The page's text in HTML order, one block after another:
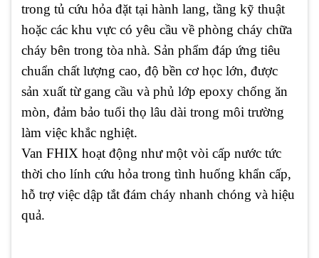
trong tủ cứu hỏa đặt tại hành lang, tầng kỹ thuật
hoặc các khu vực có yêu cầu về phòng cháy chữa
cháy bên trong tòa nhà. Sản phẩm đáp ứng tiêu
chuẩn chất lượng cao, độ bền cơ học lớn, được
sản xuất từ gang cầu và phủ lớp epoxy chống ăn
mòn, đảm bảo tuổi thọ lâu dài trong môi trường
làm việc khắc nghiệt.
Van FHIX hoạt động như một vòi cấp nước tức
thời cho lính cứu hỏa trong tình huống khẩn cấp,
hỗ trợ việc dập tắt đám cháy nhanh chóng và hiệu
quả.